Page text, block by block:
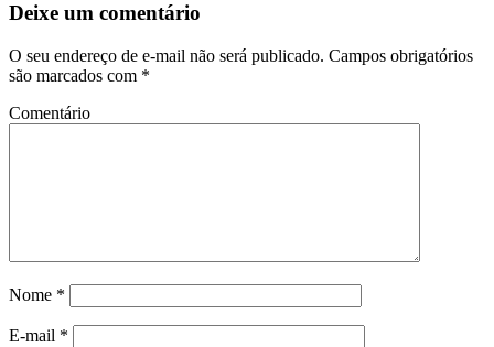
Deixe um comentário
O seu endereço de e-mail não será publicado. Campos obrigatórios
são marcados com *
Comentário
Nome *
E-mail *